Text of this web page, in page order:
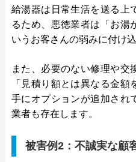
給湯器は日常生活を送る上
るため、悪徳業者は「お湯
いうお客さんの弱みに付け
また、必要のない修理や交
「見積り額とは異なる金
手にオプションが追加され
業者も存在します。
被害例2：不誠実な顧